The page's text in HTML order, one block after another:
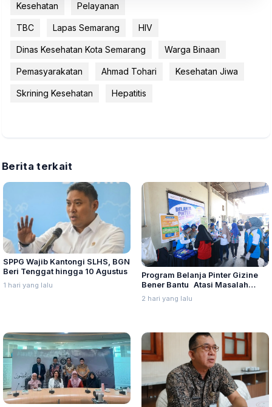
Kesehatan Pelayanan
TBC Lapas Semarang HIV
Dinas Kesehatan Kota Semarang Warga Binaan
Pemasyarakatan Ahmad Tohari Kesehatan Jiwa
Skrining Kesehatan Hepatitis
Berita terkait
SPPG Wajib Kantongi SLHS, BGN
Beri Tenggat hingga 10 Agustus
1 hari yang lalu
Program Belanja Pinter Gizine
Bener Bantu Atasi Masalah
Stunting di Kudus
2 hari yang lalu